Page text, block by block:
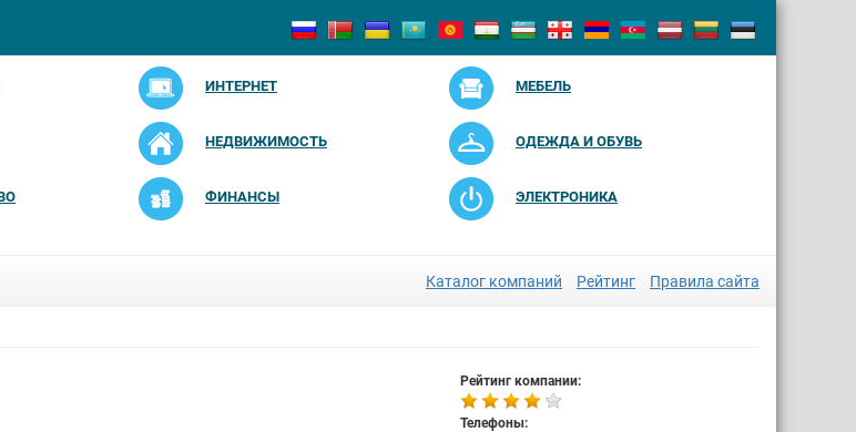
ИНТЕРНЕТ МЕБЕЛЬ
НЕДВИЖИМОСТЬ ОДЕЖДА И ОБУВЬ
ФИНАНСЫ ЭЛЕКТРОНИКА
Каталог компаний Рейтинг Правила сайта
Рейтинг компании:
Телефоны: